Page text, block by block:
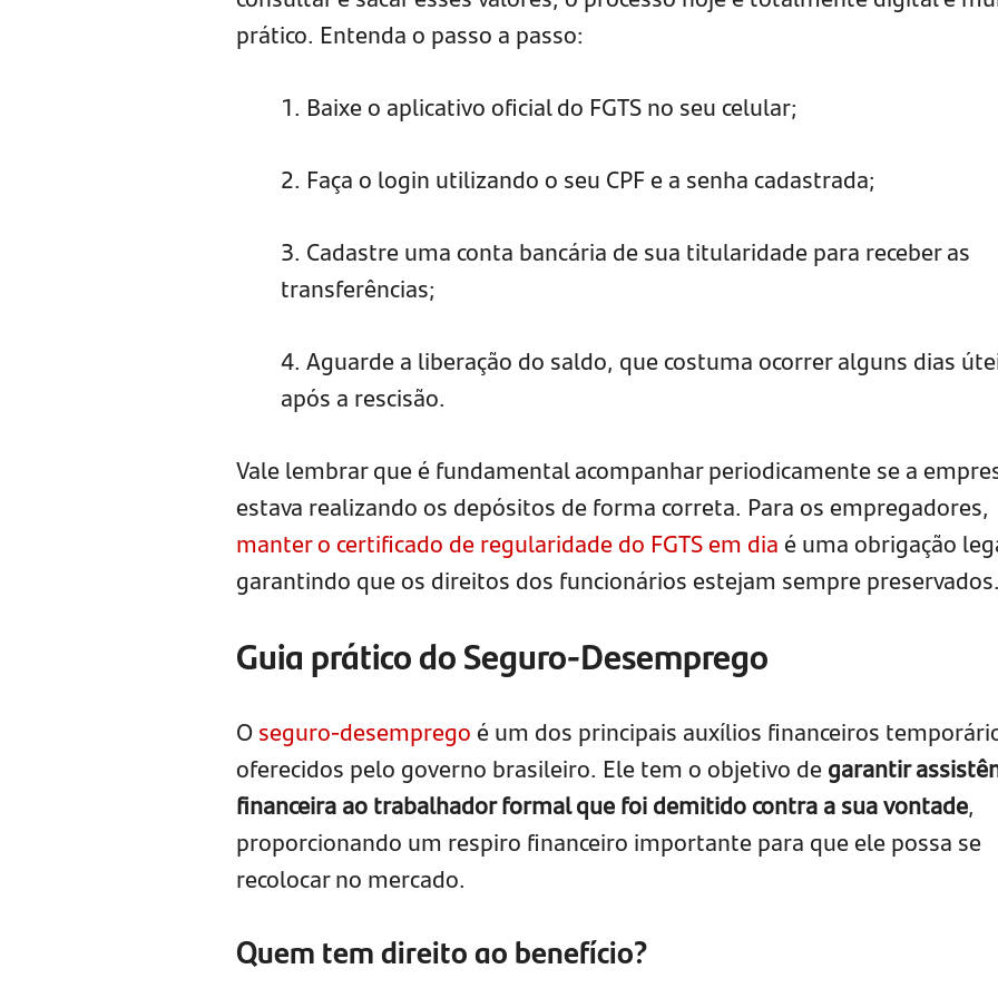
prático. Entenda o passo a passo:
1. Baixe o aplicativo oficial do FGTS no seu celular;
2. Faça o login utilizando o seu CPF e a senha cadastrada;
3. Cadastre uma conta bancária de sua titularidade para receber as
transferências;
4. Aguarde a liberação do saldo, que costuma ocorrer alguns dias
após a rescisão.
Vale lembrar que é fundamental acompanhar periodicamente se a
estava realizando os depósitos de forma correta. Para os empregadores,
manter o certificado de regularidade do FGTS em diaé uma obrigação
garantindo que os direitos dos funcionários estejam sempre preservados.
Guia prático do Seguro-Desemprego
Oseguro-desempregoé um dos principais auxílios financeiros
oferecidos pelo governo brasileiro. Ele tem o objetivo degarantir
financeira ao trabalhador formal que foi demitido contra a sua vontade,
proporcionando um respiro financeiro importante para que ele possa se
recolocar no mercado.
Quem tem direito ao benefício?